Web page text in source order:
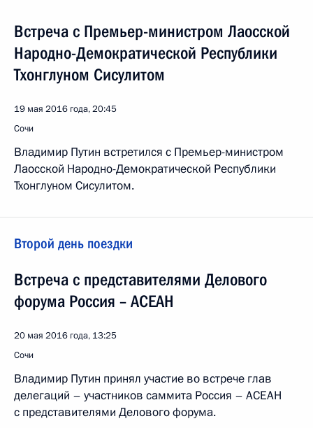
Встреча с Премьер-министром Лаосской
Народно-Демократической Республики
Тхонглуном Сисулитом
19 мая 2016 года, 20:45
Сочи
Владимир Путин встретился с Премьер-министром
Лаосской Народно-Демократической Республики
Тхонглуном Сисулитом.
Второй день поездки
Встреча с представителями Делового
форума Россия – АСЕАН
20 мая 2016 года, 13:25
Сочи
Владимир Путин принял участие во встрече глав
делегаций – участников саммита Россия – АСЕАН
с представителями Делового форума.